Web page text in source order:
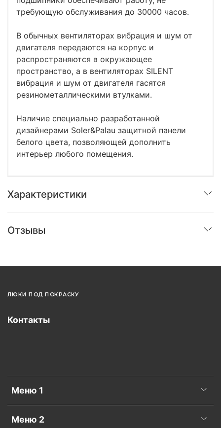
требующую обслуживания до 30000 часов.
В обычных вентиляторах вибрация и шум от
двигателя передаются на корпус и
распространяются в окружающее
пространство, а в вентиляторах SILENT
вибрация и шум от двигателя гасятся
резинометаллическими втулками.
Наличие специально разработанной
дизайнерами Soler&Palau защитной панели
белого цвета, позволяющей дополнить
интерьер любого помещения.
Характеристики
Отзывы
ЛЮКИ ПОД ПОКРАСКУ
Меню 1
Меню 2
Контакты